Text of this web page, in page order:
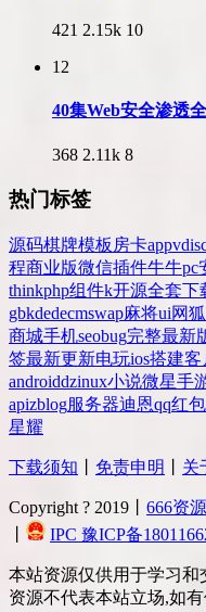
421 2.15k 10
12
40集Web安全渗透
368 2.11k 8
热门标签
源码棋牌模板 房卡appv
程商业版微信插件牛牛pc
thinkphp组件k开源全套下
gbkdedecmswap麻将ui网狐
商城手机seobug完整最新
签最新更新电玩ios搭建客
androiddzinux小说微星手
apizblog服务器迪恩qq红包
星耀
下载须知 免责申明 关
Copyright ? 2019丨 666资
IPC 豫ICP备
本站资源仅供用于学习和
资源不代表本站立场,如